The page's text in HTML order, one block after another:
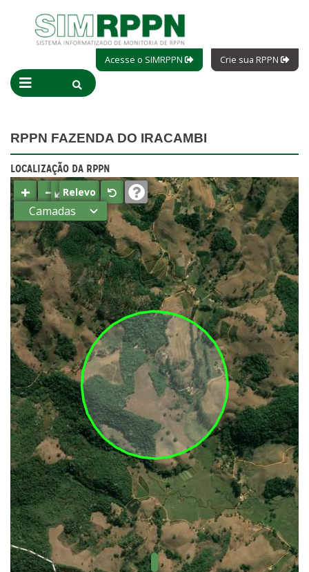
Acesse o SIMRPPN Crie sua RPPN
RPPN FAZENDA DO IRACAMBI
LOCALIZAÇÃO DA RPPN
+ −⤢Relevo
Camadas
Estados
Municípios
Terras
indígenas
(FUNAI)
UC Federal
UC Estaduais
UC
Municipais
Hidrografia
1:1.000.000
(ANA)
Biomas
(IBGE)
Vegetação
(IBGE)
Rodovias
(IBGE)
Relevo